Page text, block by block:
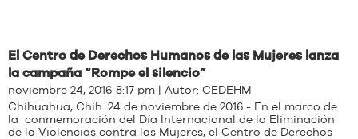
El Centro de Derechos Humanos de las Mujeres lanza
la campaña “Rompe el silencio”
noviembre 24, 2016 8:17 pm | Autor: CEDEHM
Chihuahua, Chih. 24 de noviembre de 2016.- En el marco de
la conmemoración del Día Internacional de la Eliminación
de la Violencias contra las Mujeres, el Centro de Derechos